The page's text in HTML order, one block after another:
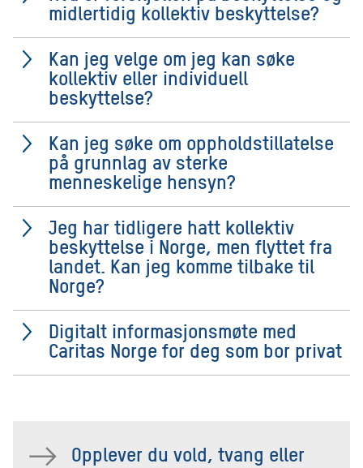
midlertidig kollektiv beskyttelse?
Kan jeg velge om jeg kan søke
kollektiv eller individuell
beskyttelse?
Kan jeg søke om oppholdstillatelse
på grunnlag av sterke
menneskelige hensyn?
Jeg har tidligere hatt kollektiv
beskyttelse i Norge, men flyttet fra
landet. Kan jeg komme tilbake til
Norge?
Digitalt informasjonsmøte med
Caritas Norge for deg som bor privat
Opplever du vold, tvang eller